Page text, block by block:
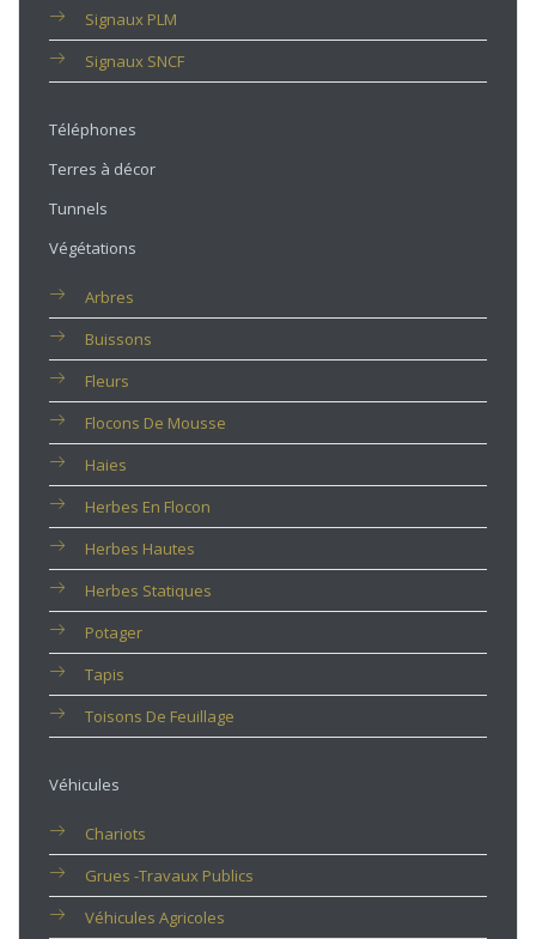
Signaux PLM
Signaux SNCF
Téléphones
Terres à décor
Tunnels
Végétations
Arbres
Buissons
Fleurs
Flocons De Mousse
Haies
Herbes En Flocon
Herbes Hautes
Herbes Statiques
Potager
Tapis
Toisons De Feuillage
Véhicules
Chariots
Grues -travaux Publics
Véhicules Agricoles